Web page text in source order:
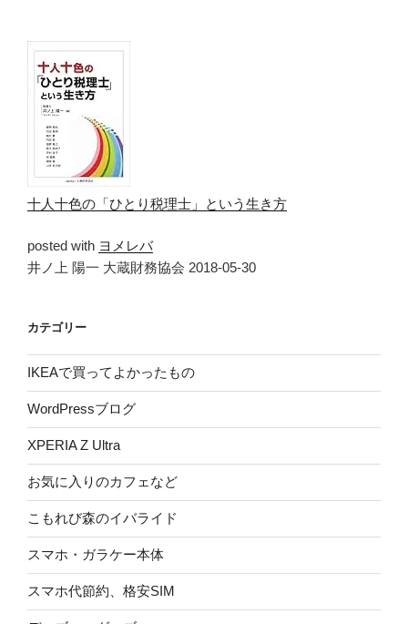
十人十色の「ひとり税理士」という生き方
posted with ヨメレバ
井ノ上 陽一 大蔵財務協会 2018-05-30
カテゴリー
IKEAで買ってよかったもの
WordPressブログ
XPERIA Z Ultra
お気に入りのカフェなど
こもれび森のイバライド
スマホ・ガラケー本体
スマホ代節約、格安SIM